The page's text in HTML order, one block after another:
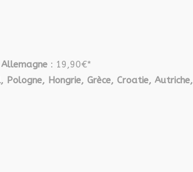
: 19,90€*
Hongrie, Grèce, Croatie, Autriche,